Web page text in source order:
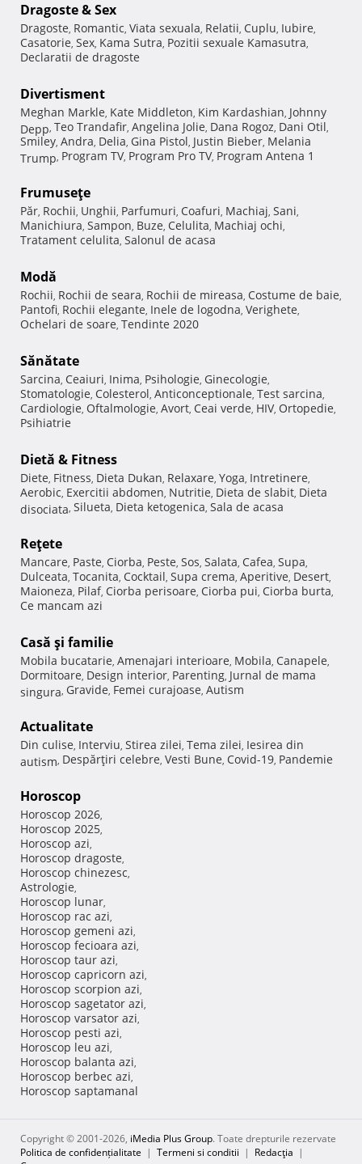
Dragoste & Sex
Dragoste, Romantic, Viata sexuala, Relatii, Cuplu, Iubire,
Casatorie, Sex, Kama Sutra, Pozitii sexuale Kamasutra,
Declaratii de dragoste
Divertisment
Meghan Markle, Kate Middleton, Kim Kardashian, Johnny
Depp, Teo Trandafir, Angelina Jolie, Dana Rogoz, Dani Otil,
Smiley, Andra, Delia, Gina Pistol, Justin Bieber, Melania
Trump, Program TV, Program Pro TV, Program Antena 1
Frumuseţe
Păr, Rochii, Unghii, Parfumuri, Coafuri, Machiaj, Sani,
Manichiura, Sampon, Buze, Celulita, Machiaj ochi,
Tratament celulita, Salonul de acasa
Modă
Rochii, Rochii de seara, Rochii de mireasa, Costume de baie,
Pantofi, Rochii elegante, Inele de logodna, Verighete,
Ochelari de soare, Tendinte 2020
Sănătate
Sarcina, Ceaiuri, Inima, Psihologie, Ginecologie,
Stomatologie, Colesterol, Anticonceptionale, Test sarcina,
Cardiologie, Oftalmologie, Avort, Ceai verde, HIV, Ortopedie,
Psihiatrie
Dietă & Fitness
Diete, Fitness, Dieta Dukan, Relaxare, Yoga, Intretinere,
Aerobic, Exercitii abdomen, Nutritie, Dieta de slabit, Dieta
disociata, Silueta, Dieta ketogenica, Sala de acasa
Reţete
Mancare, Paste, Ciorba, Peste, Sos, Salata, Cafea, Supa,
Dulceata, Tocanita, Cocktail, Supa crema, Aperitive, Desert,
Maioneza, Pilaf, Ciorba perisoare, Ciorba pui, Ciorba burta,
Ce mancam azi
Casă şi familie
Mobila bucatarie, Amenajari interioare, Mobila, Canapele,
Dormitoare, Design interior, Parenting, Jurnal de mama
singura, Gravide, Femei curajoase, Autism
Actualitate
Din culise, Interviu, Stirea zilei, Tema zilei, Iesirea din
autism, Despărţiri celebre, Vesti Bune, Covid-19, Pandemie
Horoscop
Horoscop 2026,
Horoscop 2025,
Horoscop azi,
Horoscop dragoste,
Horoscop chinezesc,
Astrologie,
Horoscop lunar,
Horoscop rac azi,
Horoscop gemeni azi,
Horoscop fecioara azi,
Horoscop taur azi,
Horoscop capricorn azi,
Horoscop scorpion azi,
Horoscop sagetator azi,
Horoscop varsator azi,
Horoscop pesti azi,
Horoscop leu azi,
Horoscop balanta azi,
Horoscop berbec azi,
Horoscop saptamanal
Copyright © 2001-2026, iMedia Plus Group. Toate drepturile rezervate
Politica de confidențialitate | Termeni si conditii | Redacţia |